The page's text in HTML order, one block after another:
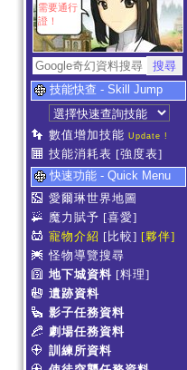
需要通行
證！
技能快查 - Skill Jump
數值增加技能 Update !
技能消耗表 [強度表]
快速功能 - Quick Menu
愛爾琳世界地圖
魔力賦予 [喜愛]
寵物介紹 [比較] [夥伴]
怪物導覽搜尋
地下城資料 [料理]
遺跡資料
影子任務資料
劇場任務資料
訓練所資料